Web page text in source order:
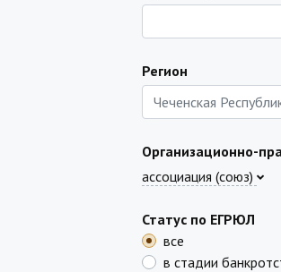
Регион
Организационно-
ассоциация (союз)
Статус по ЕГРЮЛ
все
в стадии